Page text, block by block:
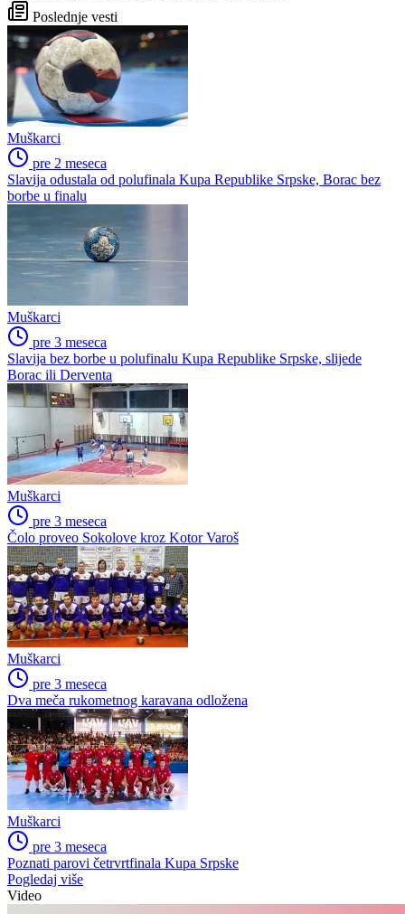
Poslednje vesti
Muškarci
pre 2 meseca
Slavija odustala od polufinala Kupa Republike Srpske, Borac bez
borbe u finalu
Muškarci
pre 3 meseca
Slavija bez borbe u polufinalu Kupa Republike Srpske, slijede
Borac ili Derventa
Muškarci
pre 3 meseca
Čolo proveo Sokolove kroz Kotor Varoš
Muškarci
pre 3 meseca
Dva meča rukometnog karavana odložena
Muškarci
pre 3 meseca
Poznati parovi četrvrtfinala Kupa Srpske
Pogledaj više
Video